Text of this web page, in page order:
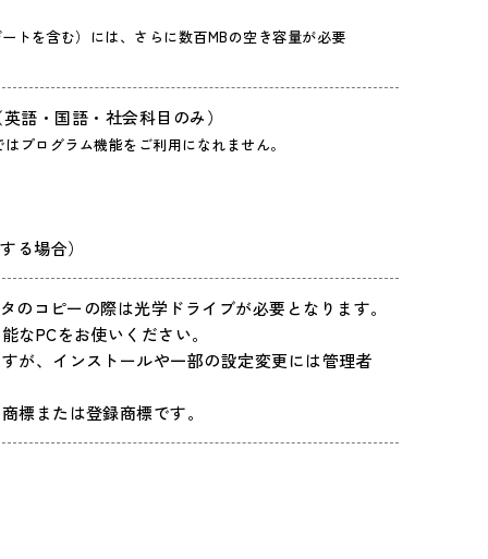
トを含む）には、さらに数百MBの空き容量が必要
語・国語・社会科目のみ）
ログラム機能をご利用になれません。
る場合）
のコピーの際は光学ドライブが必要となります。
なPCをお使いください。
が、インストールや一部の設定変更には管理者
標または登録商標です。